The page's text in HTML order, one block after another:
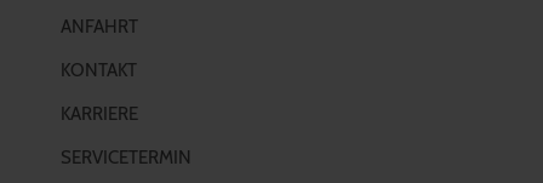
ANFAHRT
KONTAKT
KARRIERE
SERVICETERMIN